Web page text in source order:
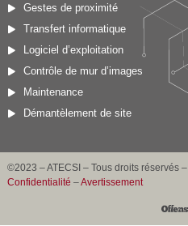
Gestes de proximité
Transfert informatique
Logiciel d’exploitation
Contrôle de mur d’images
Maintenance
Démantèlement de site
©2023 – ATECSI – Tous droits réservés –
Confidentialité –Avertissement